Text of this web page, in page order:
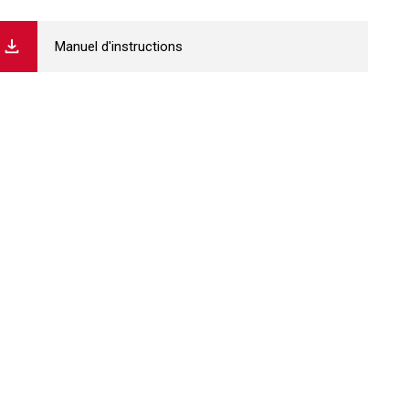
Manuel d'instructions